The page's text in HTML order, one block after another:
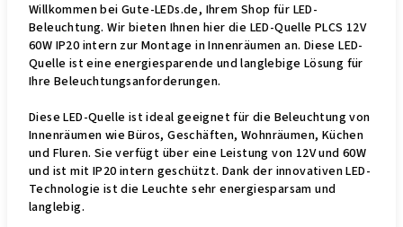
Willkommen bei Gute-LEDs.de, Ihrem Shop für LED-
Beleuchtung. Wir bieten Ihnen hier die LED-Quelle PLCS 12V
60W IP20 intern zur Montage in Innenräumen an. Diese LED-
Quelle ist eine energiesparende und langlebige Lösung für
Ihre Beleuchtungsanforderungen.
Diese LED-Quelle ist ideal geeignet für die Beleuchtung von
Innenräumen wie Büros, Geschäften, Wohnräumen, Küchen
und Fluren. Sie verfügt über eine Leistung von 12V und 60W
und ist mit IP20 intern geschützt. Dank der innovativen LED-
Technologie ist die Leuchte sehr energiesparsam und
langlebig.